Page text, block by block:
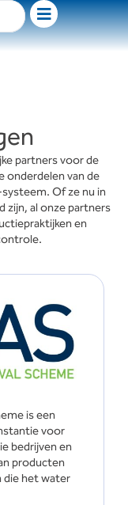
partners voor de
onderdelen van de
Of ze nu in
zijn, al onze partners
en
is een
voor
bedrijven en
producten
die het water